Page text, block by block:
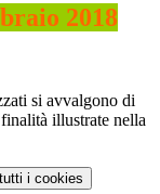
2018
si avvalgono di
illustrate nella
i cookies